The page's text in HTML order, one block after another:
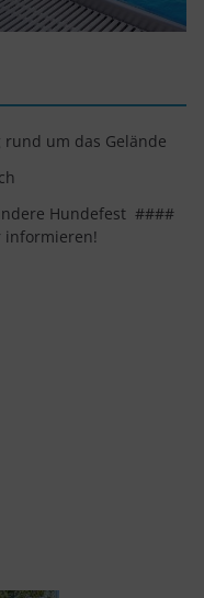
um das Gelände
Hundefest ####
informieren!